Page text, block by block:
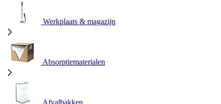
Werkplaats & magazijn
Absorptiematerialen